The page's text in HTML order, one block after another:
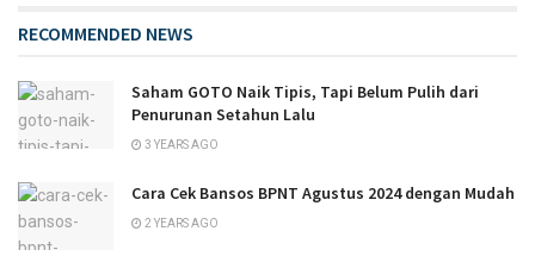
RECOMMENDED NEWS
Saham GOTO Naik Tipis, Tapi Belum Pulih dari
Penurunan Setahun Lalu
3 YEARS AGO
Cara Cek Bansos BPNT Agustus 2024 dengan Mudah
2 YEARS AGO